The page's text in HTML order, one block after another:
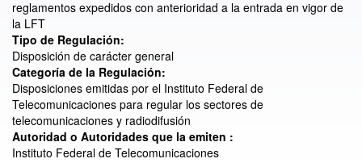
reglamentos expedidos con anterioridad a la entrada en vigor de
la LFT
Tipo de Regulación:
Disposición de carácter general
Categoría de la Regulación:
Disposiciones emitidas por el Instituto Federal de
Telecomunicaciones para regular los sectores de
telecomunicaciones y radiodifusión
Autoridad o Autoridades que la emiten :
Instituto Federal de Telecomunicaciones